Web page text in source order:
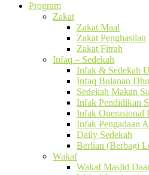
Program
Zakat
Zakat Maal
Zakat Penghasilan
Zakat Fitrah
Infaq – Sedekah
Infak & Sedekah
Infaq Bulanan
Sedekah Makan
Infak Pendidikan
Infak Operasional
Infak Pengadaan
Daily Sedekah
Berlian (Berbagi
Wakaf
Wakaf Masjid